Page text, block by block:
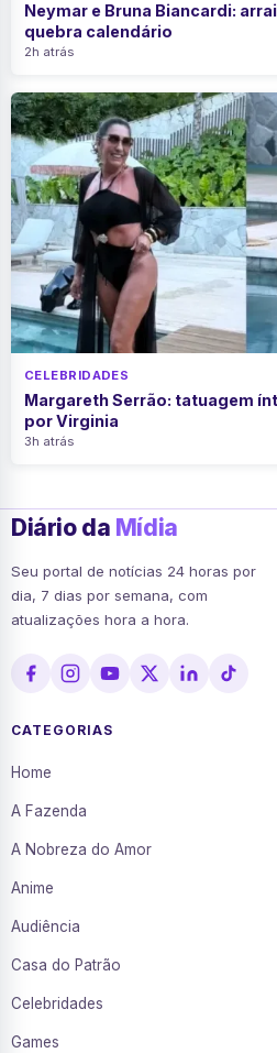
Neymar e Bruna Biancardi:
quebra calendário
2h atrás
CELEBRIDADES
Margareth Serrão: tatuagem
por Virginia
3h atrás
Diário da Mídia
Seu portal de notícias 24 horas por
dia, 7 dias por semana, com
atualizações hora a hora.
CATEGORIAS
Home
A Fazenda
A Nobreza do Amor
Anime
Audiência
Casa do Patrão
Celebridades
Games